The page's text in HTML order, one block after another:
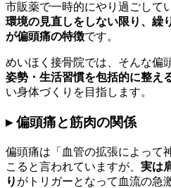
市販薬で一時的にやり過ごして
環境の見直しをしない限り、繰
が偏頭痛の特徴です。
めいほく接骨院では、そんな偏
姿勢・生活習慣を包括的に整え
い身体づくりを目指します。
▸ 偏頭痛と筋肉の関係
偏頭痛は「血管の拡張によって
こると言われていますが、 実は
り がトリガーとなって血流の急